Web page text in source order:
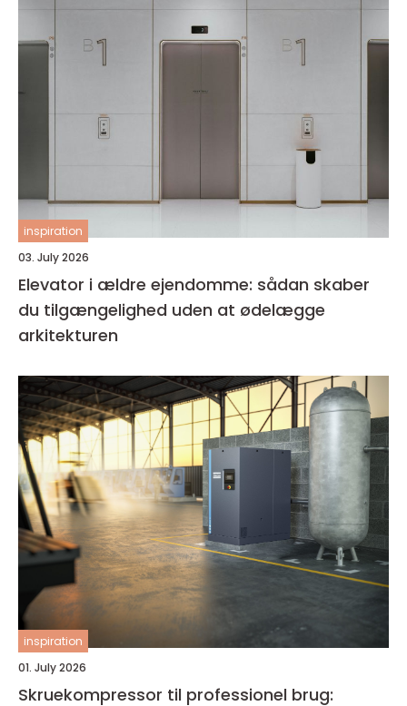
inspiration
03. July 2026
Elevator i ældre ejendomme: sådan skaber
du tilgængelighed uden at ødelægge
arkitekturen
inspiration
01. July 2026
Skruekompressor til professionel brug: